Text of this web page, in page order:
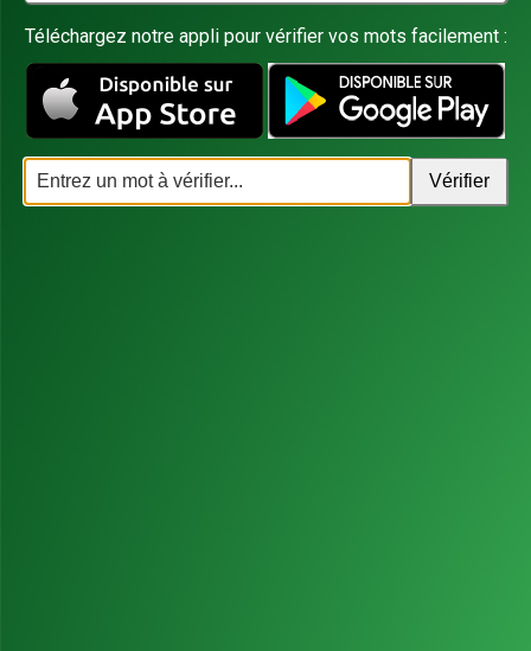
Téléchargez notre appli pour vérifier vos mots facilement :